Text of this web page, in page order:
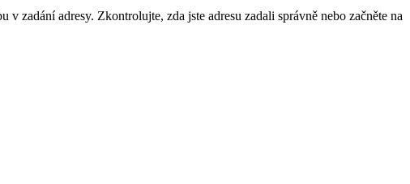
v zadání adresy. Zkontrolujte, zda jste adresu zadali správně nebo začněte na